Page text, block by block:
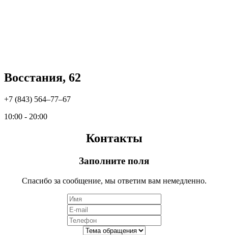
Восстания, 62
+7 (843) 564‒77‒67
10:00 - 20:00
Контакты
Заполните поля
Спасибо за сообщение, мы ответим вам немедленно.